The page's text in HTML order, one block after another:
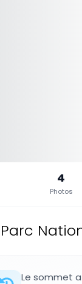
4
Photos
Le sommet